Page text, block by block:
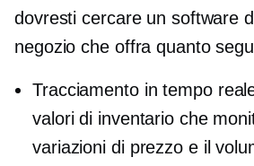
dovresti cercare un software
negozio che offra quanto
Tracciamento in tempo
valori di inventario che
variazioni di prezzo e il